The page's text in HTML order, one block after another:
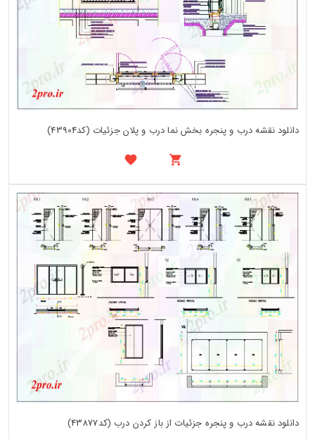
دانلود نقشه درب و پنجره بخش نما درب و پلان جزئیات (کد43904)
دانلود نقشه درب و پنجره جزئیات از باز کردن درب (کد43877)